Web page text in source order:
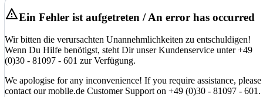
Ein Fehler ist aufgetreten / An error has occurred
Wir bitten die verursachten Unannehmlichkeiten zu entschuldigen!
Wenn Du Hilfe benötigst, steht Dir unser Kundenservice unter +49
(0)30 - 81097 - 601 zur Verfügung.
We apologise for any inconvenience! If you require assistance, please
contact our mobile.de Customer Support on +49 (0)30 - 81097 - 601.